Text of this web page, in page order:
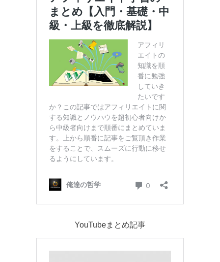
YouTubeまとめ記事